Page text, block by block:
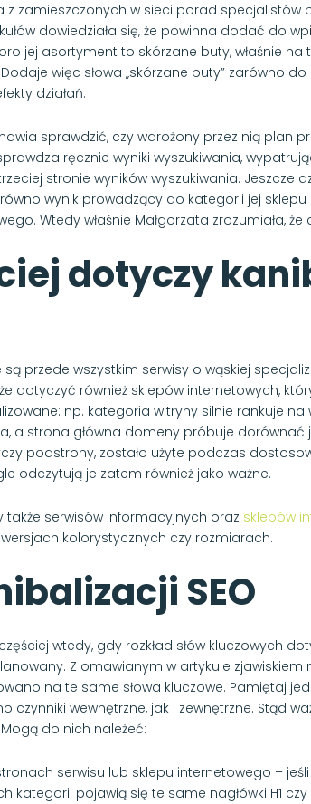
z zamieszczonych w sieci porad
dowiedziała się, że powinna dodać do
jej asortyment to skórzane buty, właśnie
więc słowa „skórzane buty” zarówno
działań.
sprawdzić, czy wdrożony przez nią plan
ręcznie wyniki wyszukiwania,
stronie wyników wyszukiwania. Jeszcze
wynik prowadzący do kategorii jej
Wtedy właśnie Małgorzata zrozumiała, że
dotyczy
przede wszystkim serwisy o wąskiej
dotyczyć również sklepów internetowych,
np. kategoria witryny silnie rankuje na
a strona główna domeny próbuje dorównać
podstrony, zostało użyte podczas
odczytują je zatem również jako ważne.
także serwisów informacyjnych oraz sklepów
kolorystycznych czy rozmiarach.
SEO
wtedy, gdy rozkład słów kluczowych
Z omawianym w artykule zjawiskiem
na te same słowa kluczowe. Pamiętaj
czynniki wewnętrzne, jak i zewnętrzne. Stąd
do nich należeć:
serwisu lub sklepu internetowego –
kategorii pojawią się te same nagłówki H1 czy